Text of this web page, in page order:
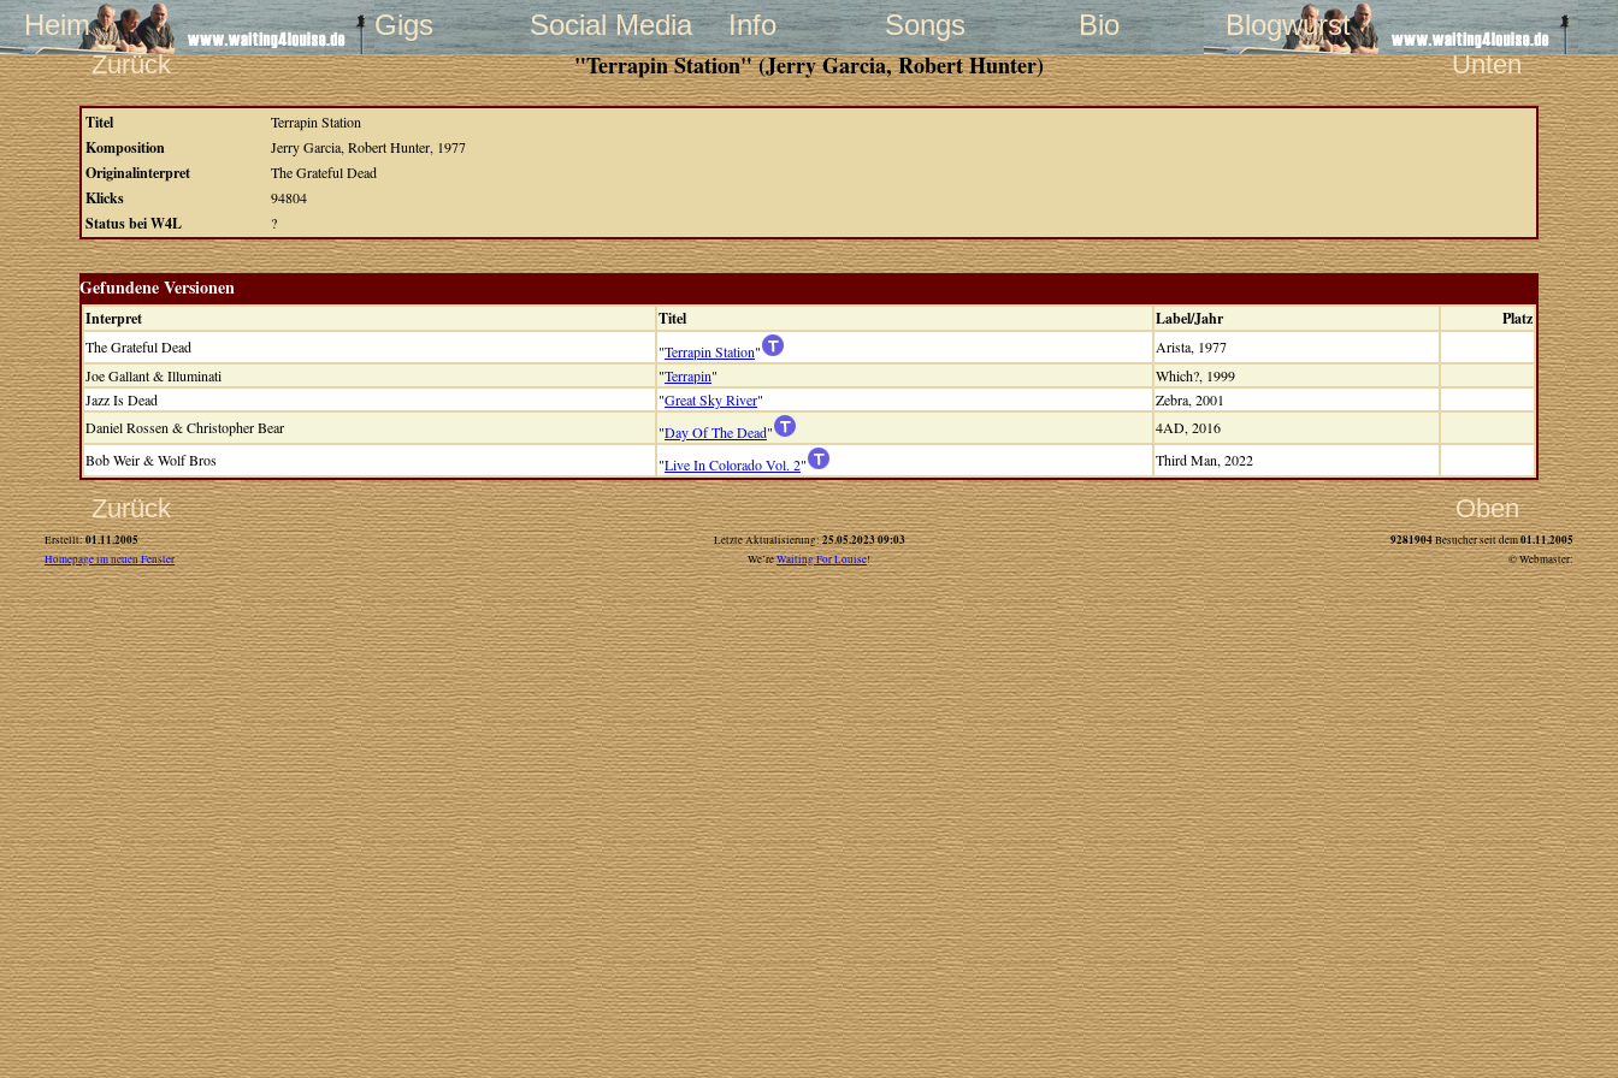
Heim Gigs Social Media Info Songs Bio Blogwurst
Zurück "Terrapin Station" (Jerry Garcia, Robert Hunter) Unten
Titel Terrapin Station
Komposition Jerry Garcia, Robert Hunter, 1977
Originalinterpret The Grateful Dead
Klicks 94804
Status bei W4L ?
Gefundene Versionen
Interpret Titel Label/Jahr Platz
The Grateful Dead "Terrapin Station"
Arista, 1977
Joe Gallant & Illuminati
"Terrapin"
Which?, 1999
Jazz Is Dead
"Great Sky River"
Zebra, 2001
Daniel Rossen & Christopher Bear
"Day Of The Dead"
4AD, 2016
Bob Weir & Wolf Bros
"Live In Colorado Vol. 2" Third Man, 2022
Zurück Oben
Erstellt:01.11.2005 Letzte Aktualisierung:25.05.2023 09:03 9281904Besucher seit dem01.11.2005
Homepage im neuen Fenster We’reWaiting For Louise! © Webmaster: